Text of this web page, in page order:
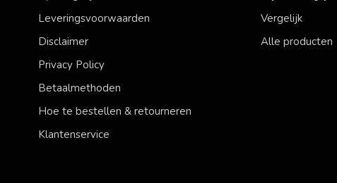
Leveringsvoorwaarden
Disclaimer
Privacy Policy
Betaalmethoden
Hoe te bestellen & retourneren
Klantenservice
Vergelijk
Alle producten